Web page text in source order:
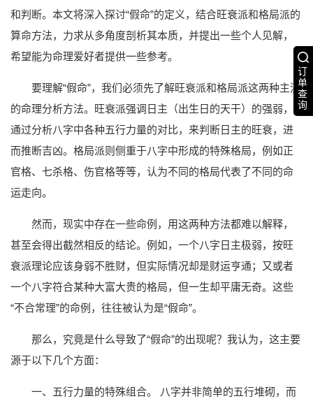
订
单
查
询
和判断。本文将深入探讨“假命”的定义，结合旺衰派和格局派的
算命方法，力求从多角度剖析其本质，并提出一些个人见解，
希望能为命理爱好者提供一些参考。
要理解“假命”，我们必须先了解旺衰派和格局派这两种主流
的命理分析方法。旺衰派强调日主（出生日的天干）的强弱，
通过分析八字中各种五行力量的对比，来判断日主的旺衰，进
而推断吉凶。格局派则侧重于八字中形成的特殊格局，例如正
官格、七杀格、伤官格等等，认为不同的格局代表了不同的命
运走向。
然而，现实中存在一些命例，用这两种方法都难以解释，
甚至会得出截然相反的结论。例如，一个八字日主极弱，按旺
衰派理论应该身弱不胜财，但实际情况却是财运亨通；又或者
一个八字符合某种大富大贵的格局，但一生却平庸无奇。这些
“不合常理”的命例，往往被认为是“假命”。
那么，究竟是什么导致了“假命”的出现呢？我认为，这主要
源于以下几个方面：
一、五行力量的特殊组合。 八字并非简单的五行堆砌，而